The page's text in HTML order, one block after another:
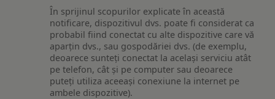
În sprijinul scopurilor explicate în această
notificare, dispozitivul dvs. poate fi considerat ca
probabil fiind conectat cu alte dispozitive care vă
aparțin dvs., sau gospodăriei dvs. (de exemplu,
deoarece sunteți conectat la același serviciu atât
pe telefon, cât și pe computer sau deoarece
puteți utiliza aceeași conexiune la internet pe
ambele dispozitive).